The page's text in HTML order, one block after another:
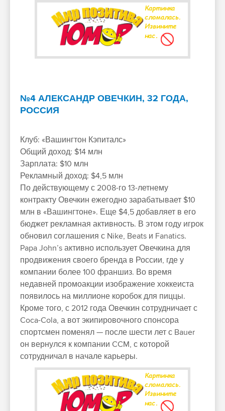
№4 АЛЕКСАНДР ОВЕЧКИН, 32 ГОДА,
РОССИЯ
Клуб: «Вашингтон Кэпиталс»
Общий доход: $14 млн
Зарплата: $10 млн
Рекламный доход: $4,5 млн
По действующему с 2008-го 13-летнему
контракту Овечкин ежегодно зарабатывает $10
млн в «Вашингтоне». Еще $4,5 добавляет в его
бюджет рекламная активность. В этом году игрок
обновил соглашения с Nike, Beats и Fanatics.
Papa John’s активно использует Овечкина для
продвижения своего бренда в России, где у
компании более 100 франшиз. Во время
недавней промоакции изображение хоккеиста
появилось на миллионе коробок для пиццы.
Кроме того, с 2012 года Овечкин сотрудничает с
Coca-Cola, а вот экипировочного спонсора
спортсмен поменял — после шести лет с Bauer
он вернулся к компании CCM, с которой
сотрудничал в начале карьеры.